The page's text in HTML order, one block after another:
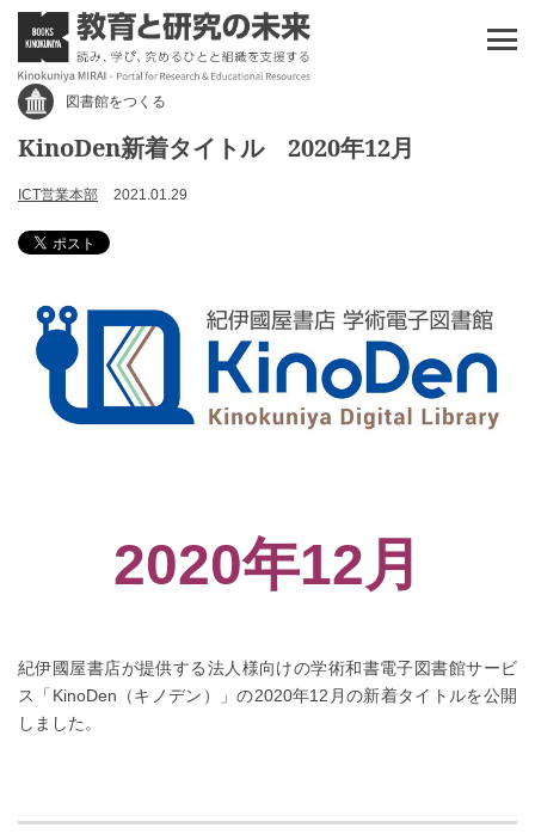
図書館をつくる
KinoDen新着タイトル 2020年12月
ICT営業本部 2021.01.29
2020年12月
紀伊國屋書店が提供する法人様向けの学術和書電子図書館サービ
ス「KinoDen（キノデン）」の2020年12月の新着タイトルを公開
しました。